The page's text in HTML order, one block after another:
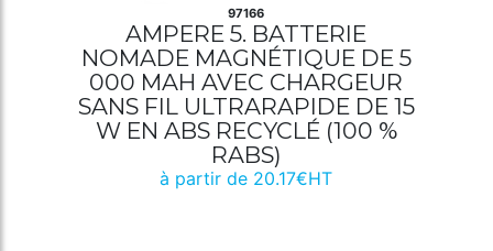
97166
AMPERE 5. BATTERIE
NOMADE MAGNÉTIQUE DE 5
000 MAH AVEC CHARGEUR
SANS FIL ULTRARAPIDE DE 15
W EN ABS RECYCLÉ (100 %
RABS)
à partir de 20.17€HT